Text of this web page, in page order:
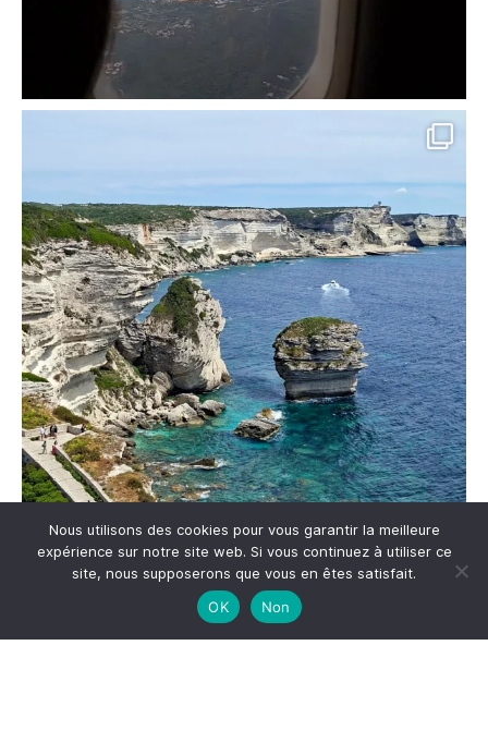
Me suivre sur Instagram
Nous utilisons des cookies pour vous garantir la meilleure
expérience sur notre site web. Si vous continuez à utiliser ce
site, nous supposerons que vous en êtes satisfait.
OK
Non